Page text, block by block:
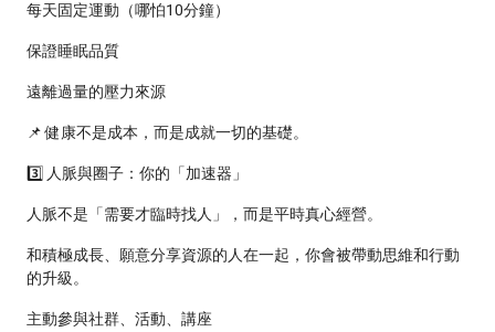
每天固定運動（哪怕10分鐘）
保證睡眠品質
遠離過量的壓力來源
📌 健康不是成本，而是成就一切的基礎。
3️⃣ 人脈與圈子：你的「加速器」
人脈不是「需要才臨時找人」，而是平時真心經營。
和積極成長、願意分享資源的人在一起，你會被帶動思維和行動
的升級。
主動參與社群、活動、講座